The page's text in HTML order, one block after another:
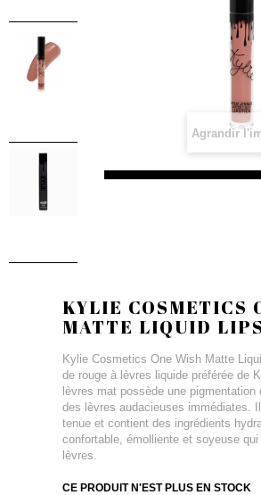
Agrandir
KYLIE COSMETICS
MATTE LIQUID
Kylie Cosmetics One Wish Matte
de rouge à lèvres liquide préférée de
lèvres mat possède une pigmentation
des lèvres audacieuses immédiates.
tenue et contient des ingrédients
confortable, émolliente et soyeuse
lèvres.
CE PRODUIT N'EST PLUS EN STOCK